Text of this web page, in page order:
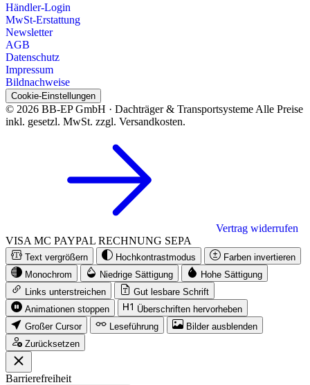
Händler-Login
MwSt-Erstattung
Newsletter
AGB
Datenschutz
Impressum
Bildnachweise
Cookie-Einstellungen
© 2026 BB-EP GmbH · Dachträger & Transportsysteme Alle Preise
inkl. gesetzl. MwSt. zzgl. Versandkosten.
Vertrag widerrufen
VISA MC PAYPAL RECHNUNG SEPA
Text vergrößern Hochkontrastmodus
Farben invertieren
Monochrom
Niedrige Sättigung
Hohe Sättigung
Links unterstreichen
Gut lesbare Schrift
Animationen stoppen
Überschriften hervorheben
Großer Cursor
Leseführung
Bilder ausblenden
Zurücksetzen
Barrierefreiheit